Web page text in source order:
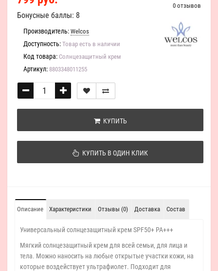
0 отзывов
Бонусные баллы: 8
Производитель: Welcos
Доступность: Товар есть в наличии
Код товара: Солнцезащитный крем
Артикул: 8803348011255
КУПИТЬ
КУПИТЬ В ОДИН КЛИК
Описание Характеристики Отзывы (0) Доставка Состав
Универсальный солнцезащитный крем SPF50+ PA+++
Мягкий солнцезащитный крем для всей семьи, для лица и
тела. Можно наносить на любые открытые участки кожи, на
которые воздействует ультрафиолет. Подходит для